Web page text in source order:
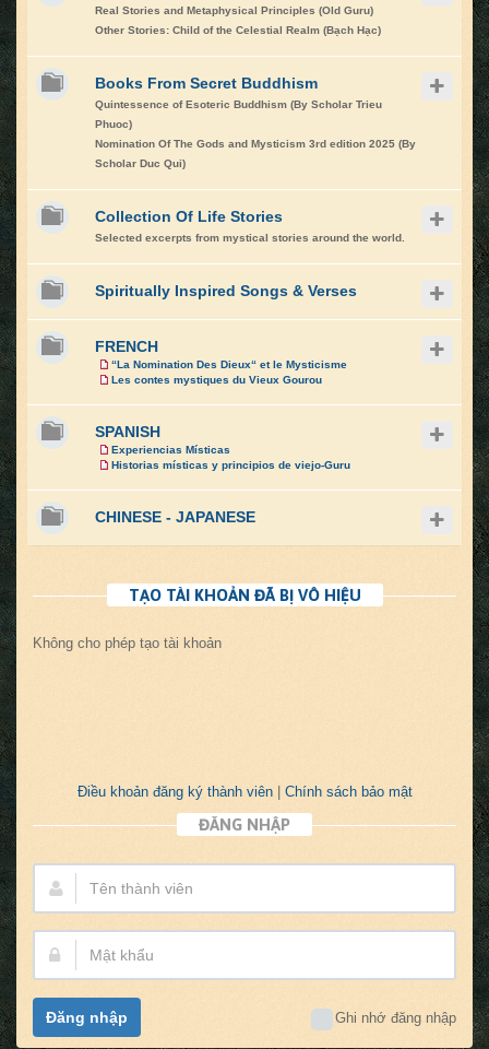
Real Stories and Metaphysical Principles (Old Guru)
Other Stories: Child of the Celestial Realm (Bạch Hạc)
Books From Secret Buddhism
Quintessence of Esoteric Buddhism (By Scholar Trieu
Phuoc)
Nomination Of The Gods and Mysticism 3rd edition 2025 (By
Scholar Duc Qui)
Collection Of Life Stories
Selected excerpts from mystical stories around the world.
Spiritually Inspired Songs & Verses
FRENCH
“La Nomination Des Dieux“ et le Mysticisme
Les contes mystiques du Vieux Gourou
SPANISH
Experiencias Místicas
Historias místicas y principios de viejo-Guru
CHINESE - JAPANESE
TẠO TÀI KHOẢN ĐÃ BỊ VÔ HIỆU
Không cho phép tạo tài khoản
Điều khoản đăng ký thành viên| Chính sách bảo mật
ĐĂNG NHẬP
thành
viên:
khẩu:
Ghi nhớ đăng nhập
Đăng nhập